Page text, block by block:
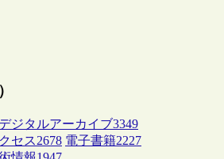
デジタルアーカイブ3349
セス2678 電子書籍2227